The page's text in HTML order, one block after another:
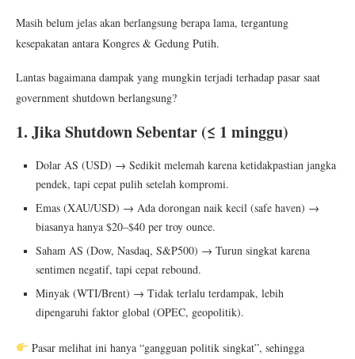
Masih belum jelas akan berlangsung berapa lama, tergantung
kesepakatan antara Kongres & Gedung Putih.
Lantas bagaimana dampak yang mungkin terjadi terhadap pasar saat
government shutdown berlangsung?
1. Jika Shutdown Sebentar (≤ 1 minggu)
Dolar AS (USD) → Sedikit melemah karena ketidakpastian jangka
pendek, tapi cepat pulih setelah kompromi.
Emas (XAU/USD) → Ada dorongan naik kecil (safe haven) →
biasanya hanya $20–$40 per troy ounce.
Saham AS (Dow, Nasdaq, S&P500) → Turun singkat karena
sentimen negatif, tapi cepat rebound.
Minyak (WTI/Brent) → Tidak terlalu terdampak, lebih
dipengaruhi faktor global (OPEC, geopolitik).
Pasar melihat ini hanya “gangguan politik singkat”, sehingga